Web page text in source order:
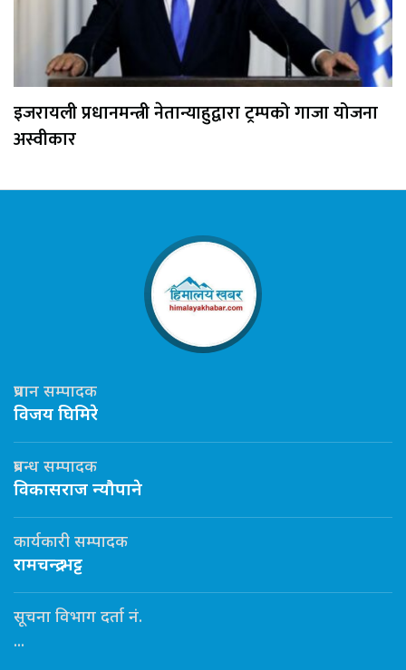
इजरायली प्रधानमन्त्री नेतान्याहुद्वारा ट्रम्पको गाजा योजना
अस्वीकार
प्रधान सम्पादक
विजय घिमिरे
प्रबन्ध सम्पादक
विकासराज न्यौपाने
कार्यकारी सम्पादक
रामचन्द्र भट्ट
सूचना विभाग दर्ता नं.
...